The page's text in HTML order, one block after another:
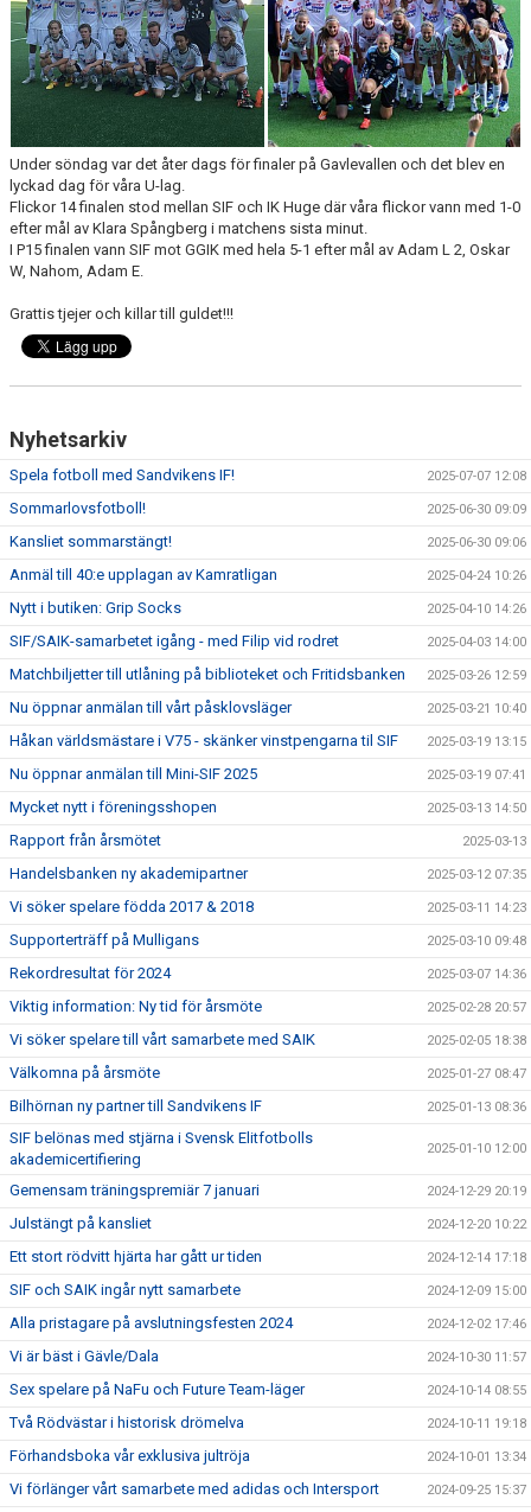
INTRESSEANMÄLAN FÖR SPELARE
INTRESSEANMÄLAN LEDARE
ANMÄLAN TILL CAMPER
Under söndag var det åter dags för finaler på Gavlevallen och det blev en
lyckad dag för våra U-lag.
Flickor 14 finalen stod mellan SIF och IK Huge där våra flickor vann med 1-0
efter mål av Klara Spångberg i matchens sista minut.
I P15 finalen vann SIF mot GGIK med hela 5-1 efter mål av Adam L 2, Oskar
W, Nahom, Adam E.
Grattis tjejer och killar till guldet!!!
Nyhetsarkiv
Spela fotboll med Sandvikens IF! 2025-07-07 12:08
Sommarlovsfotboll! 2025-06-30 09:09
Kansliet sommarstängt! 2025-06-30 09:06
Anmäl till 40:e upplagan av Kamratligan 2025-04-24 10:26
Nytt i butiken: Grip Socks 2025-04-10 14:26
SIF/SAIK-samarbetet igång - med Filip vid rodret 2025-04-03 14:00
Matchbiljetter till utlåning på biblioteket och Fritidsbanken 2025-03-26 12:59
Nu öppnar anmälan till vårt påsklovsläger 2025-03-21 10:40
Håkan världsmästare i V75 - skänker vinstpengarna til SIF 2025-03-19 13:15
Nu öppnar anmälan till Mini-SIF 2025 2025-03-19 07:41
Mycket nytt i föreningsshopen 2025-03-13 14:50
Rapport från årsmötet 2025-03-13
Handelsbanken ny akademipartner 2025-03-12 07:35
Vi söker spelare födda 2017 & 2018 2025-03-11 14:23
Supporterträff på Mulligans 2025-03-10 09:48
Rekordresultat för 2024 2025-03-07 14:36
Viktig information: Ny tid för årsmöte 2025-02-28 20:57
Vi söker spelare till vårt samarbete med SAIK 2025-02-05 18:38
Välkomna på årsmöte 2025-01-27 08:47
Bilhörnan ny partner till Sandvikens IF 2025-01-13 08:36
SIF belönas med stjärna i Svensk Elitfotbolls
akademicertifiering
2025-01-10 12:00
Gemensam träningspremiär 7 januari 2024-12-29 20:19
Julstängt på kansliet 2024-12-20 10:22
Ett stort rödvitt hjärta har gått ur tiden 2024-12-14 17:18
SIF och SAIK ingår nytt samarbete 2024-12-09 15:00
Alla pristagare på avslutningsfesten 2024 2024-12-02 17:46
Vi är bäst i Gävle/Dala 2024-10-30 11:57
Sex spelare på NaFu och Future Team-läger 2024-10-14 08:55
Två Rödvästar i historisk drömelva 2024-10-11 19:18
Förhandsboka vår exklusiva jultröja 2024-10-01 13:34
Vi förlänger vårt samarbete med adidas och Intersport 2024-09-25 15:37